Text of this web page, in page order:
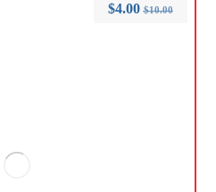
$10.00
$4.00